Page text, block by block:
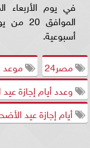
أسبوعية.
مصر24
موعد
وعدد أيام إجازة
أيام إجازة عيد